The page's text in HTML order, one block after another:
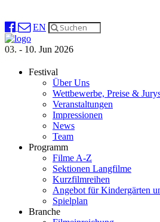
EN
03. - 10. Jun 2026
Festival
Über Uns
Wettbewerbe, Preise &
Veranstaltungen
Impressionen
News
Team
Programm
Filme A-Z
Sektionen Langfilme
Kurzfilmreihen
Angebot für Kindergärten
Spielplan
Branche